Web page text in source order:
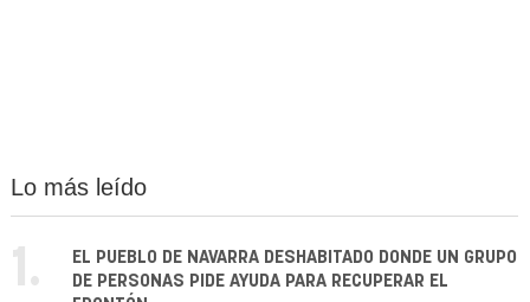
Lo más leído
1.
EL PUEBLO DE NAVARRA DESHABITADO DONDE UN GRUPO
DE PERSONAS PIDE AYUDA PARA RECUPERAR EL